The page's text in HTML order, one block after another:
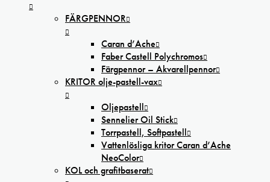
FÄRGPENNOR
Caran d’Ache
Faber Castell Polychromos
Färgpennor – Akvarellpennor
KRITOR olje-pastell-vax
Oljepastell
Sennelier Oil Stick
Torrpastell, Softpastell
Vattenlösliga kritor Caran d’Ache
NeoColor
KOL och grafitbaserat